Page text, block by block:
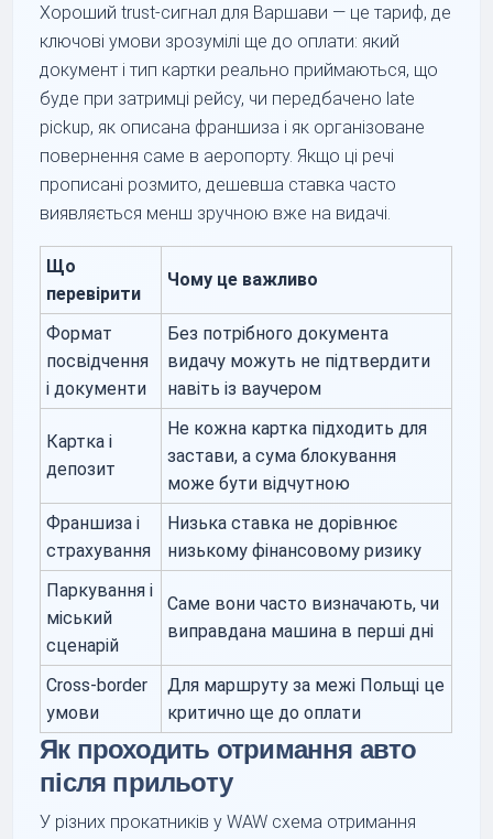
Хороший trust-сигнал для Варшави — це тариф, де
ключові умови зрозумілі ще до оплати: який
документ і тип картки реально приймаються, що
буде при затримці рейсу, чи передбачено late
pickup, як описана франшиза і як організоване
повернення саме в аеропорту. Якщо ці речі
прописані розмито, дешевша ставка часто
виявляється менш зручною вже на видачі.
Що
перевірити
Чому це важливо
Формат
посвідчення
і документи
Без потрібного документа
видачу можуть не підтвердити
навіть із ваучером
Картка і
депозит
Не кожна картка підходить для
застави, а сума блокування
може бути відчутною
Франшиза і
страхування
Низька ставка не дорівнює
низькому фінансовому ризику
Паркування і
міський
сценарій
Саме вони часто визначають, чи
виправдана машина в перші дні
Cross-border
умови
Для маршруту за межі Польщі це
критично ще до оплати
Як проходить отримання авто
після прильоту
У різних прокатників у WAW схема отримання